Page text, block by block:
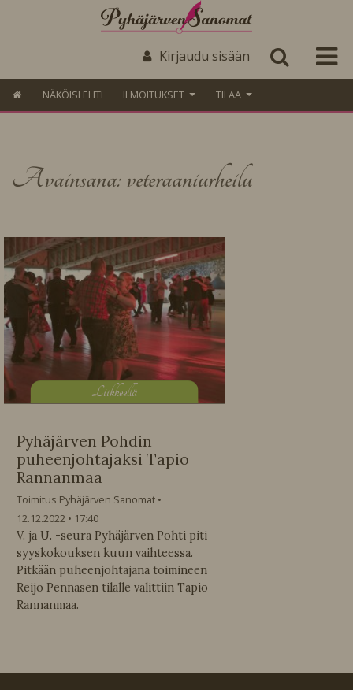
Kirjaudu sisään
NÄKÖISLEHTI ILMOITUKSET TILAA
Avainsana: veteraaniurheilu
Liikkeellä
Pyhäjärven Pohdin
puheenjohtajaksi Tapio
Rannanmaa
Toimitus Pyhäjärven Sanomat
12.12.2022
17:40
V. ja U. -seura Pyhäjärven Pohti piti
syyskokouksen kuun vaihteessa.
Pitkään puheenjohtajana toimineen
Reijo Pennasen tilalle valittiin Tapio
Rannanmaa.